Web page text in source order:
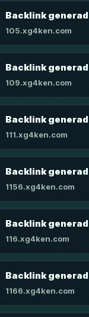
Backlink
105.xg4ken.com
Backlink
109.xg4ken.com
Backlink
111.xg4ken.com
Backlink
1156.xg4ken.com
Backlink
116.xg4ken.com
Backlink
1166.xg4ken.com